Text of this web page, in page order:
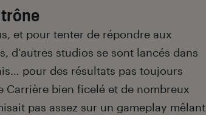
et pour tenter de répondre aux
d’autres studios se sont lancés dans
pour des résultats pas toujours
Carrière bien ficelé et de nombreux
pas assez sur un gameplay mêlant